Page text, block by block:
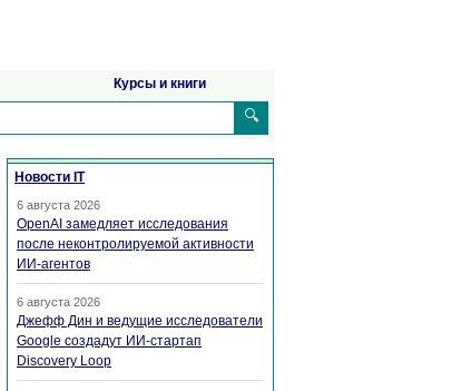
Курсы и книги
🔍
Новости IT
6 августа 2026
OpenAI замедляет исследования
после неконтролируемой активности
ИИ-агентов
6 августа 2026
Джефф Дин и ведущие исследователи
Google создадут ИИ-стартап
Discovery Loop